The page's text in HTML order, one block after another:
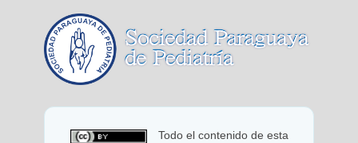
Todo el contenido de esta